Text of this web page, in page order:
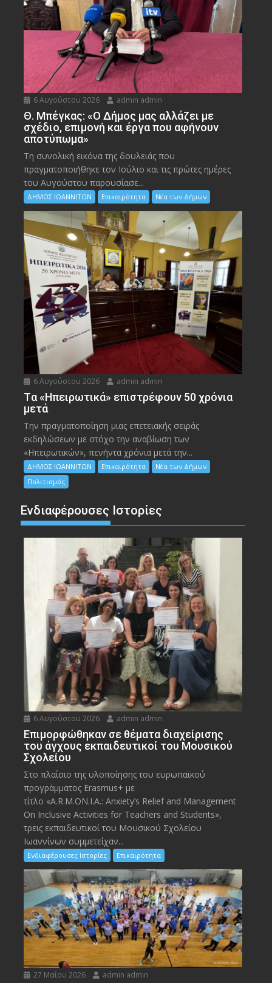
6 Αυγούστου 2026 admin admin
Θ. Μπέγκας: «Ο Δήμος μας αλλάζει με
σχέδιο, επιμονή και έργα που αφήνουν
αποτύπωμα»
Τη συνολική εικόνα της δουλειάς που
πραγματοποιήθηκε τον Ιούλιο και τις πρώτες ημέρες
του Αυγούστου παρουσίασε...
ΔΗΜΟΣ ΙΩΑΝΝΙΤΩΝ Επικαιρότητα Νέα των Δήμων
6 Αυγούστου 2026 admin admin
Tα «Ηπειρωτικά» επιστρέφουν 50 χρόνια
μετά
Την πραγματοποίηση μιας επετειακής σειράς
εκδηλώσεων με στόχο την αναβίωση των
«Ηπειρωτικών», πενήντα χρόνια μετά την...
ΔΗΜΟΣ ΙΩΑΝΝΙΤΩΝ Επικαιρότητα
Νέα των Δήμων
Πολιτισμός
Ενδιαφέρουσες Ιστορίες
6 Αυγούστου 2026 admin admin
Eπιμορφώθηκαν σε θέματα διαχείρισης
του άγχους εκπαιδευτικοί του Μουσικού
Σχολείου
Στο πλαίσιο της υλοποίησης του ευρωπαϊκού
προγράμματος Erasmus+ με
τίτλο «A.R.M.ON.I.A.: Anxiety’s Relief and Management
On Inclusive Activities for Teachers and Students»,
τρεις εκπαιδευτικοί του Μουσικού Σχολείου
Ιωαννίνων συμμετείχαν...
Ενδιαφέρουσες Ιστορίες Επικαιρότητα
27 Μαΐου 2026 admin admin